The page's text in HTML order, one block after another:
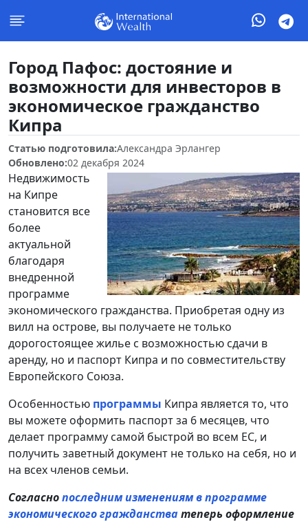
Город Пафос: достояние и
возможности для инвесторов в
экономическое гражданство
Кипра
Статью подготовила:Александра Эрлангер
Обновлено:02 декабря 2024
Недвижимость
на Кипре
становится все
более
актуальной
благодаря
внедренной
программе
экономического гражданства. Приобретая одну из
вилл на острове, вы получаете не только
дорогостоящее жилье с возможностью сдачи в
аренду, но и паспорт Кипра и по совместительству
Европейского Союза.
Особенностью программы Кипра является то, что
вы можете оформить паспорт за 6 месяцев, что
делает программу самой быстрой во всем ЕС, и
получить заветный документ не только на себя, но и
на всех членов семьи.
Согласнопоследним изменениям в программе
экономического гражданстватеперь оформление